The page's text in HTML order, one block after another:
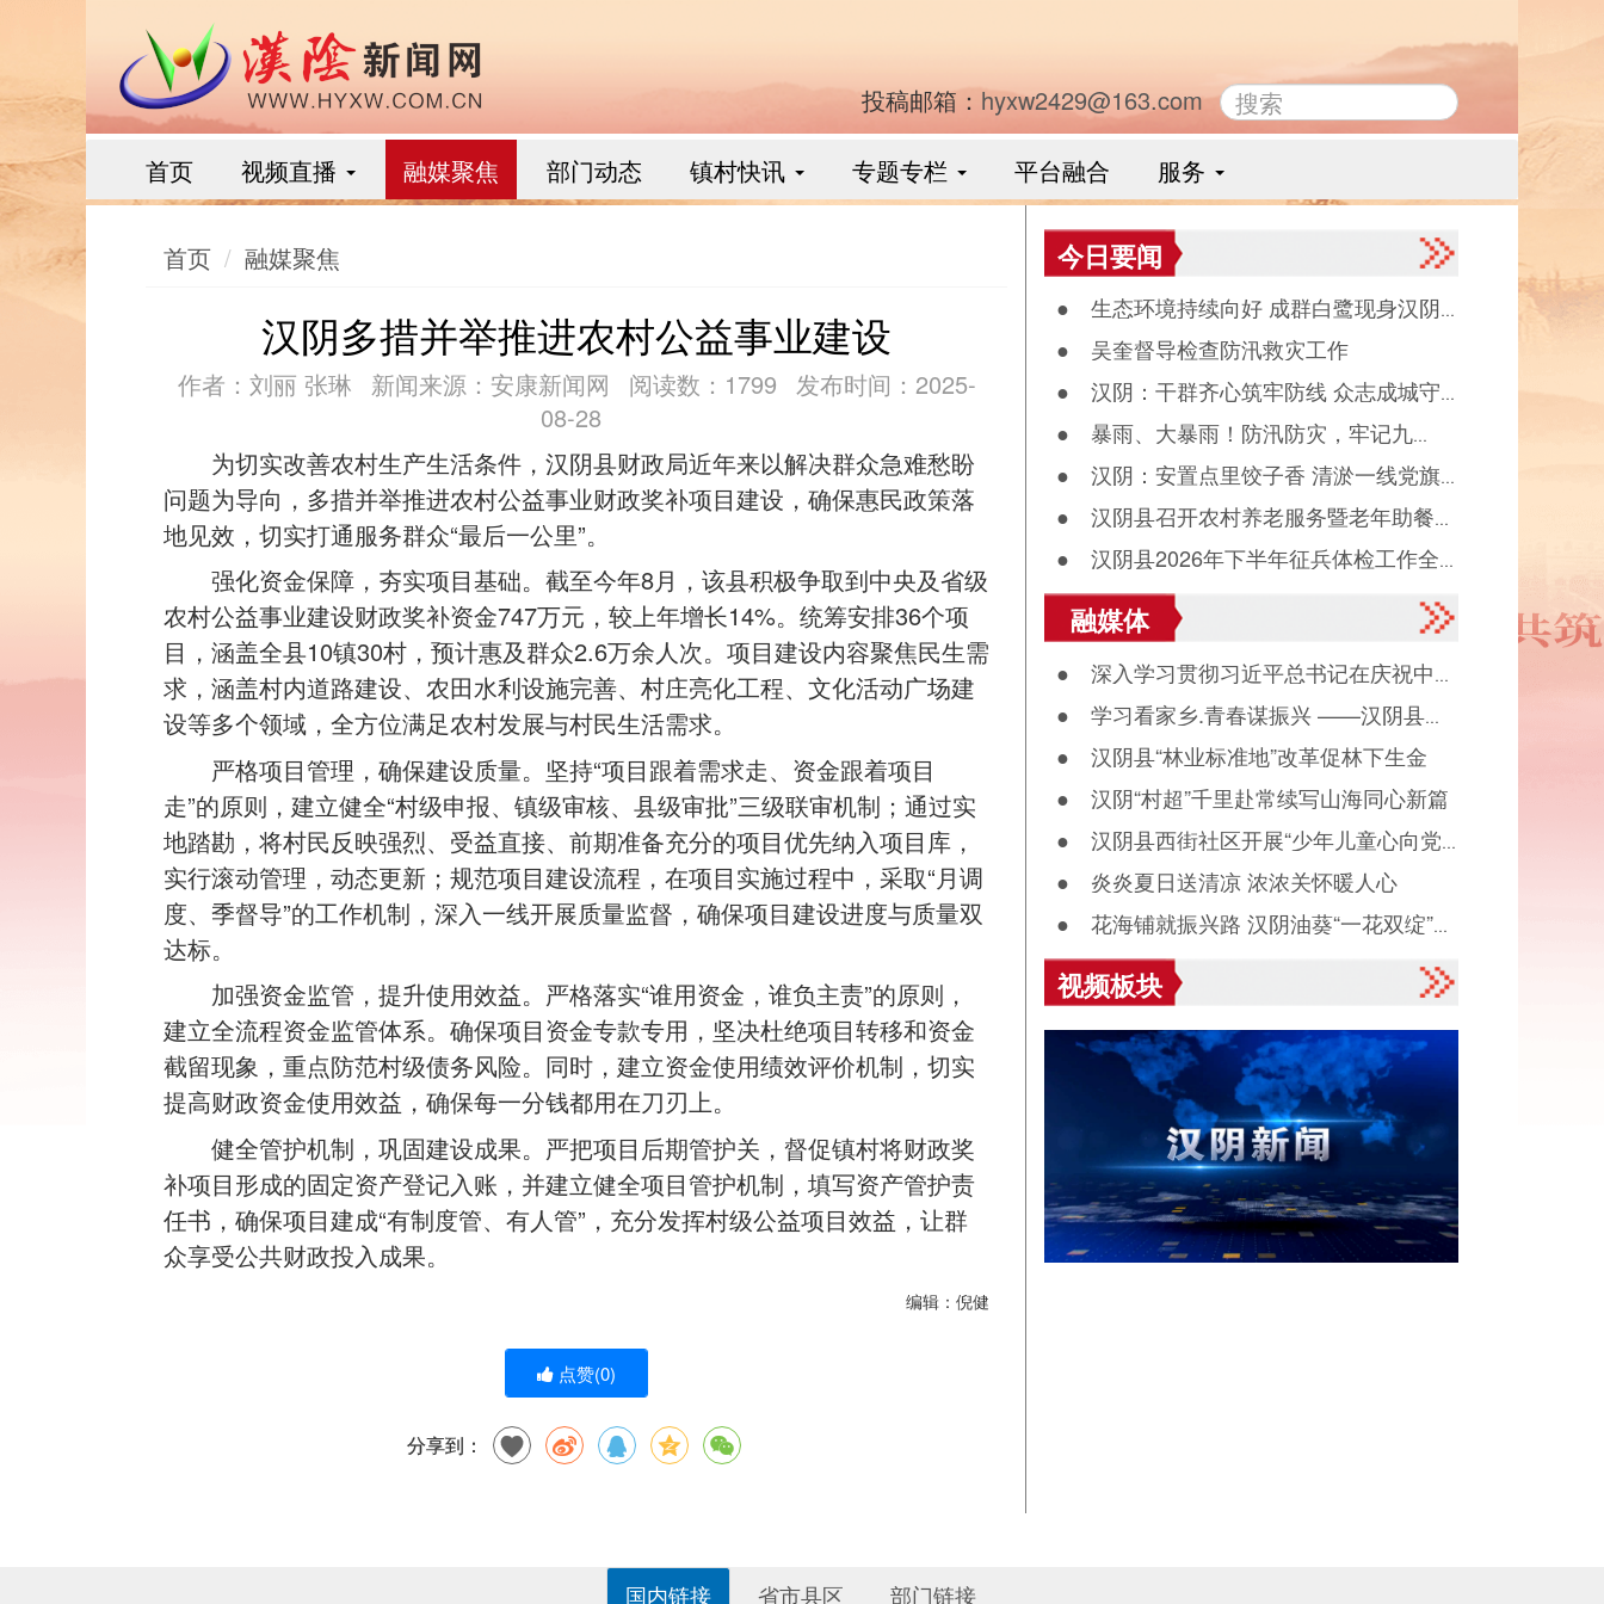
投稿邮箱： hyxw2429@163.com
首页 视频直播 融媒聚焦 部门动态 镇村快讯 专题专栏 平台融合 服务
首页 融媒聚焦
汉阴多措并举推进农村公益事业建设
作者：刘丽 张琳 新闻来源：安康新闻网 阅读数：1799 发布时间：2025-
08-28
为切实改善农村生产生活条件，汉阴县财政局近年来以解决群众急难愁盼
问题为导向，多措并举推进农村公益事业财政奖补项目建设，确保惠民政策落
地见效，切实打通服务群众“最后一公里”。
强化资金保障，夯实项目基础。截至今年8月，该县积极争取到中央及省级
农村公益事业建设财政奖补资金747万元，较上年增长14%。统筹安排36个项
目，涵盖全县10镇30村，预计惠及群众2.6万余人次。项目建设内容聚焦民生需
求，涵盖村内道路建设、农田水利设施完善、村庄亮化工程、文化活动广场建
设等多个领域，全方位满足农村发展与村民生活需求。
严格项目管理，确保建设质量。坚持“项目跟着需求走、资金跟着项目
走”的原则，建立健全“村级申报、镇级审核、县级审批”三级联审机制；通过实
地踏勘，将村民反映强烈、受益直接、前期准备充分的项目优先纳入项目库，
实行滚动管理，动态更新；规范项目建设流程，在项目实施过程中，采取“月调
度、季督导”的工作机制，深入一线开展质量监督，确保项目建设进度与质量双
达标。
加强资金监管，提升使用效益。严格落实“谁用资金，谁负主责”的原则，
建立全流程资金监管体系。确保项目资金专款专用，坚决杜绝项目转移和资金
截留现象，重点防范村级债务风险。同时，建立资金使用绩效评价机制，切实
提高财政资金使用效益，确保每一分钱都用在刀刃上。
健全管护机制，巩固建设成果。严把项目后期管护关，督促镇村将财政奖
补项目形成的固定资产登记入账，并建立健全项目管护机制，填写资产管护责
任书，确保项目建成“有制度管、有人管”，充分发挥村级公益项目效益，让群
众享受公共财政投入成果。
编辑：倪健
点赞(0)
分享到：
今日要闻
● 生态环境持续向好 成群白鹭现身汉阴
月河觅食
● 吴奎督导检查防汛救灾工作
● 汉阴：干群齐心筑牢防线 众志成城守
护平安度汛
● 暴雨、大暴雨！防汛防灾，牢记九
个“一”
● 汉阴：安置点里饺子香 清淤一线党旗
扬
● 汉阴县召开农村养老服务暨老年助餐推
进工作会议
● 汉阴县2026年下半年征兵体检工作全
面启动
融媒体
● 深入学习贯彻习近平总书记在庆祝中国
共产党成立105周年大会上重要讲话系列述
评之八
● 学习看家乡.青春谋振兴 ——汉阴县城
关镇组织返乡大学生看家乡、献良策、助发
展活动
● 汉阴县“林业标准地”改革促林下生金
● 汉阴“村超”千里赴常续写山海同心新篇
● 汉阴县西街社区开展“少年儿童心向党
诵读启智伴成长”主题活动
● 炎炎夏日送清凉 浓浓关怀暖人心
● 花海铺就振兴路 汉阴油葵“一花双绽”美
乡村富民业
视频板块
国内链接 省市县区 部门链接